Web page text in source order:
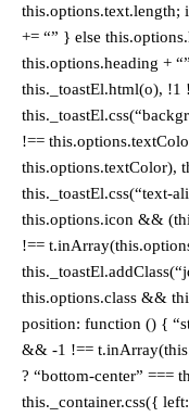
this.options.text.length;
+= “” } else
this.options.heading +
this._toastEl.html(o),
!==
this.options.textColor),
this._toastEl.css(“text-
this.options.icon &&
!==
this.options.class &&
position: function () {
&& -1 !==
? “bottom-center” ===
this._container.css({